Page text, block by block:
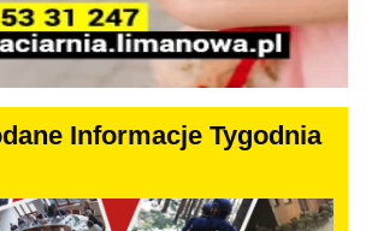
Informacje Tygodnia